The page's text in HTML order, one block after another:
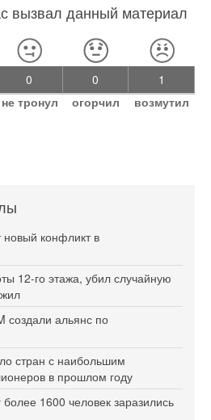
вызвал данный материал
0
не тронул
0
огорчил
1
возмутил
новый конфликт в
12-го этажа, убил случайную
создали альянс по
стран с наибольшим
в прошлом году
более 1600 человек заразились